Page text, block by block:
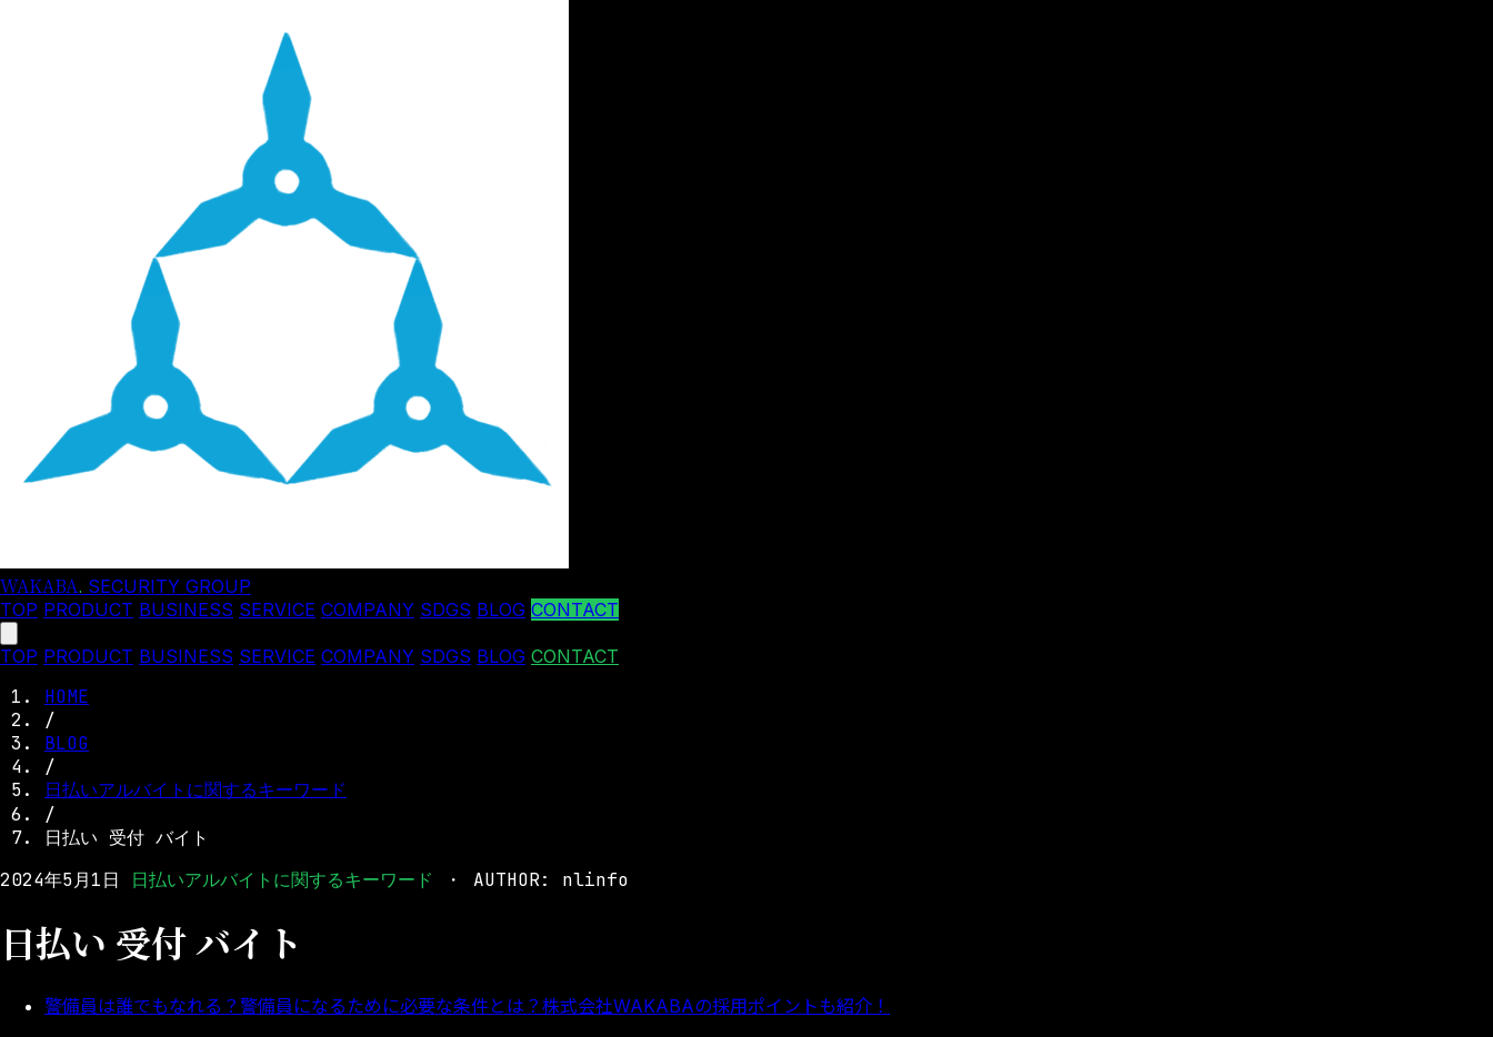
WAKABA. SECURITY GROUP
TOP PRODUCT BUSINESS SERVICE COMPANY SDGS BLOG CONTACT
TOP PRODUCT BUSINESS SERVICE COMPANY SDGS BLOG CONTACT
HOME
/
BLOG
/
日払いアルバイトに関するキーワード
/
日払い 受付 バイト
2024年5月1日
日払いアルバイトに関するキーワード ・ AUTHOR: nlinfo
日払い 受付 バイト
警備員は誰でもなれる？警備員になるために必要な条件とは？株式会社WAKABAの採用ポイントも紹介！